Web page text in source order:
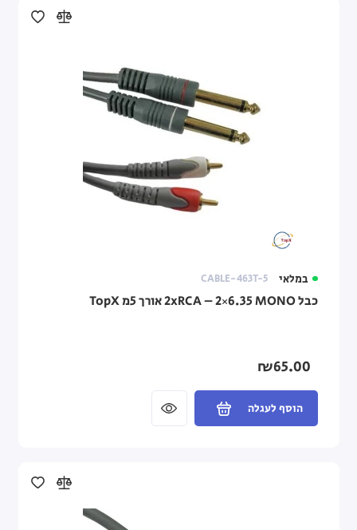
במלאי CABLE-463T-5
כבל 2xRCA – 2×6.35 MONO אורך 5מ TopX
₪65.00
הוסף לעגלה